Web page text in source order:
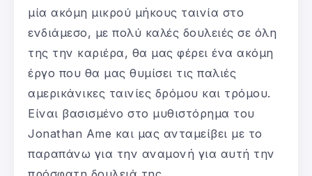
μία ακόμη μικρού μήκους ταινία στο
ενδιάμεσο, με πολύ καλές δουλειές σε όλη
της την καριέρα, θα μας φέρει ένα ακόμη
έργο που θα μας θυμίσει τις παλιές
αμερικάνικες ταινίες δρόμου και τρόμου.
Είναι βασισμένο στο μυθιστόρημα του
Jonathan Ame και μας ανταμείβει με το
παραπάνω για την αναμονή για αυτή την